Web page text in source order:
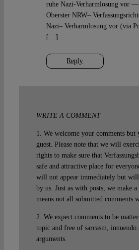
Reply
ruhe Nazi-Verharmlosung vor
Obers­ter NRW–
Nazi– Ver­harm­lo­sung vor (via
[…]
WRITE A COMMENT
1. We welcome your comments but
guest. Please note that we will
rights to make sure that
safe and attractive place for
will not appear immediately but will
by us. Just as with posts, we make
means not all submitted comments
2. We expect comments to be
topic and free of sarcasm, innuendo
arguments.